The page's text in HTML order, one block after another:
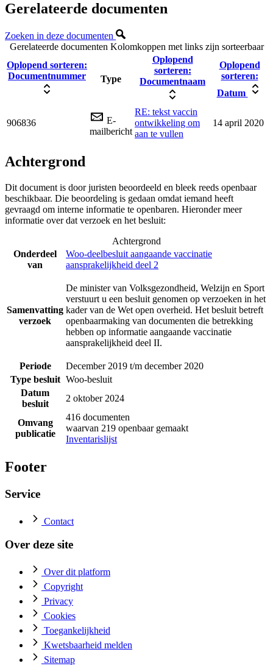
Gerelateerde documenten
Zoeken in deze documenten
Gerelateerde documenten Kolomkoppen met links zijn sorteerbaar
Oplopend sorteren:
Documentnummer
Type
Oplopend
sorteren:
Documentnaam
Oplopend
sorteren:
Datum
906836
E-
mailbericht
RE: tekst vaccin
ontwikkeling om
aan te vullen
14 april 2020
Achtergrond
Dit document is door juristen beoordeeld en bleek reeds openbaar
beschikbaar. Die beoordeling is gedaan omdat iemand heeft
gevraagd om interne informatie te openbaren. Hieronder meer
informatie over dat verzoek en het besluit:
Achtergrond
Onderdeel
van
Woo-deelbesluit aangaande vaccinatie
aansprakelijkheid deel 2
Samenvatting
verzoek
De minister van Volksgezondheid, Welzijn en Sport
verstuurt u een besluit genomen op verzoeken in het
kader van de Wet open overheid. Het besluit betreft
openbaarmaking van documenten die betrekking
hebben op informatie aangaande vaccinatie
aansprakelijkheid deel II.
Periode
December 2019 t/m december 2020
Type besluit Woo-besluit
Datum
besluit
2 oktober 2024
Omvang
publicatie
416 documenten
waarvan 219 openbaar gemaakt
Inventarislijst
Footer
Service
Contact
Over deze site
Over dit platform
Copyright
Privacy
Cookies
Toegankelijkheid
Kwetsbaarheid melden
Sitemap